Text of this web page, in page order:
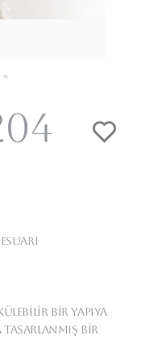
bir yapıya
bir